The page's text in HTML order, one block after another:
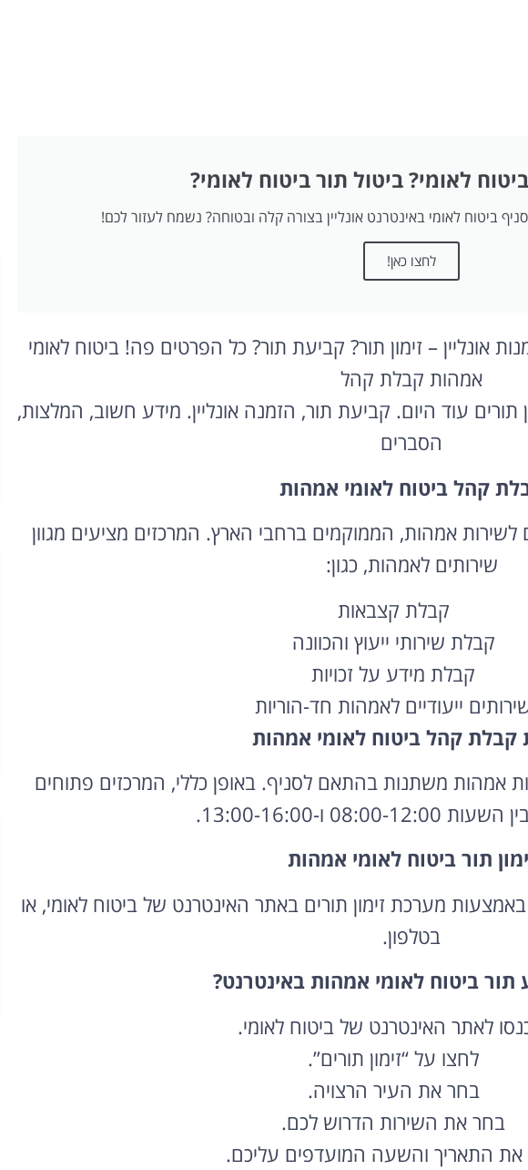
לאומי? ביטול תור ביטוח לאומי?
ביטוח לאומי באינטרנט אונליין בצורה קלה ובטוחה? נשמח לעזור לכם!
לחצו כאן!
אונליין – זימון תור? קביעת תור? כל הפרטים פה! ביטוח לאומי
אמהות קבלת קהל
עוד היום. קביעת תור, הזמנה אונליין. מידע חשוב, המלצות,
הסברים
קהל ביטוח לאומי אמהות
לשירות אמהות, הממוקמים ברחבי הארץ. המרכזים מציעים מגוון
שירותים לאמהות, כגון:
קבלת קצבאות
קבלת שירותי ייעוץ והכוונה
קבלת מידע על זכויות
ייעודיים לאמהות חד-הוריות
קבלת קהל ביטוח לאומי אמהות
אמהות משתנות בהתאם לסניף. באופן כללי, המרכזים פתוחים
12:00 ו-13:00-16:00.
תור ביטוח לאומי אמהות
מערכת זימון תורים באתר האינטרנט של ביטוח לאומי, או
בטלפון.
תור ביטוח לאומי אמהות באינטרנט?
לאתר האינטרנט של ביטוח לאומי.
לחצו על “זימון תורים”.
בחר את העיר הרצויה.
בחר את השירות הדרוש לכם.
התאריך והשעה המועדפים עליכם.